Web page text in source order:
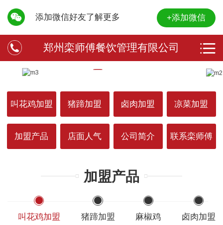
添加微信好友了解更多 +添加微信
郑州栾师傅餐饮管理有限公司
叫花鸡加盟 猪蹄加盟 卤肉加盟 凉菜加盟
加盟产品 店面人气 公司简介 联系栾师傅
加盟产品
叫花鸡加盟 猪蹄加盟 麻椒鸡 卤肉加盟